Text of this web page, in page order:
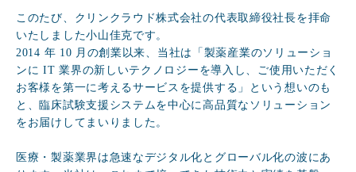
このたび、クリンクラウド株式会社の代表取締役社長を拝命
いたしました小山佳克です。
2014 年 10 月の創業以来、当社は「製薬産業のソリューショ
ンに IT 業界の新しいテクノロジーを導入し、ご使用いただく
お客様を第一に考えるサービスを提供する」という想いのも
と、臨床試験支援システムを中心に高品質なソリューション
をお届けしてまいりました。
医療・製薬業界は急速なデジタル化とグローバル化の波にあ